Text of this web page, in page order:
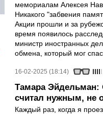
мемориалам Алексея
Никакого "забвения
Акции прошли и за
время появилось
министр иностранных
обмена, который мог
16-02-2025 (18:14)
Тамара Эйдельман:
считал нужным, не
Каждый раз, когда я